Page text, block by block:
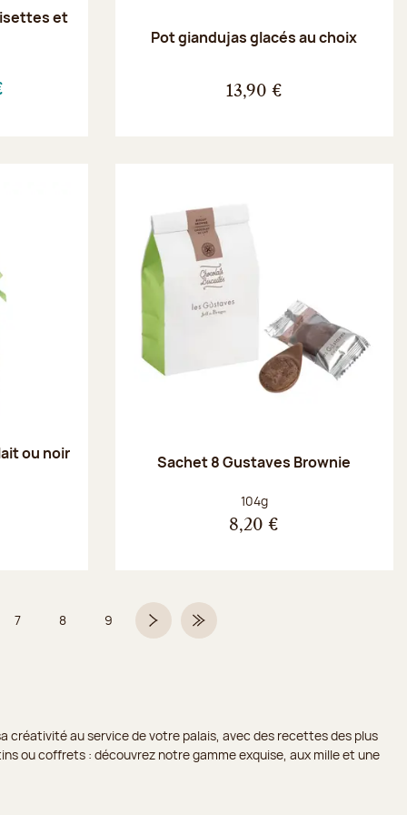
et
Pot giandujas glacés au choix
13,90 €
ou noir
Sachet 8 Gustaves Brownie
Poids net :
104g
8,20 €
sur 9
Page
7 Page
8 Page
9 Page suivanteDernière page
créativité au service de votre palais, avec des recettes des plus
ou coffrets : découvrez notre gamme exquise, aux mille et une